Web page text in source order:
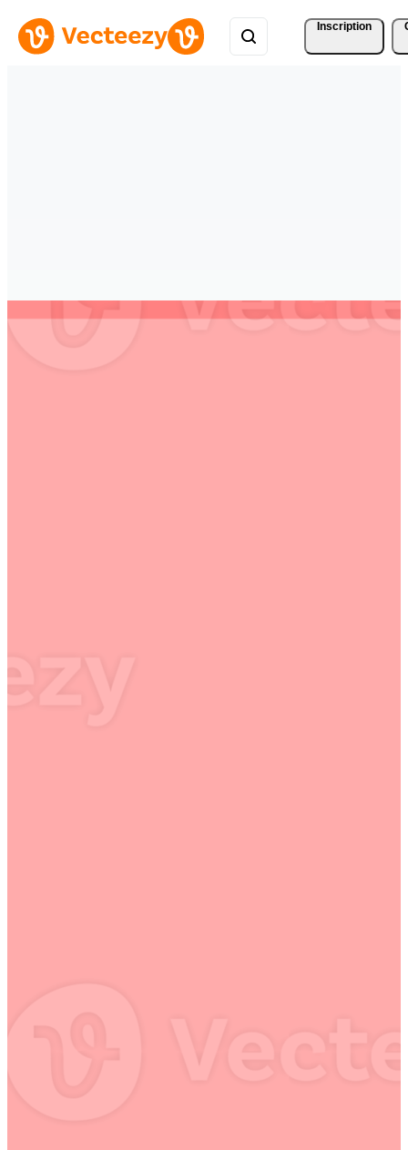
Inscription